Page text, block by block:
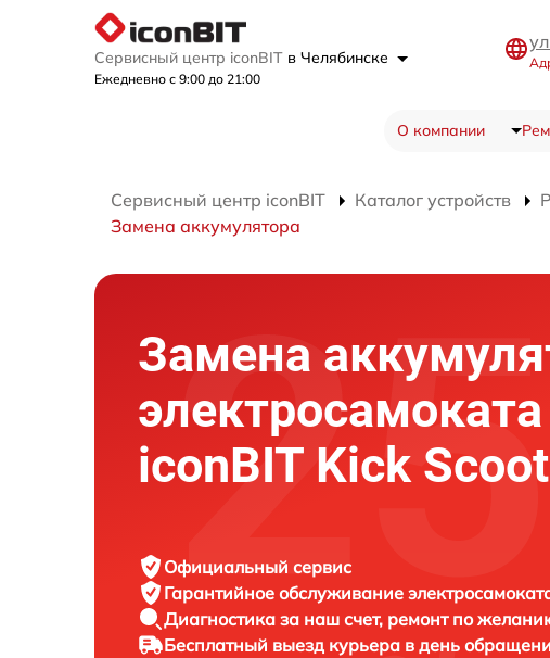
Сервисный центр iconBIT в Челябинске
Ежедневно с 9:00 до 21:00
О компании
Сервисный центр iconBIT Каталог устройств
Замена аккумулятора
Замена
электросамоката
iconBIT Kick
Официальный сервис
Гарантийное обслуживание
Диагностика за наш счет, ремонт по
Бесплатный выезд курьера в день